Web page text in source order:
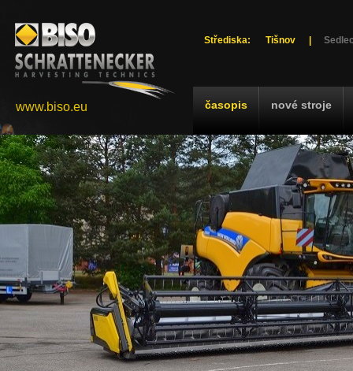
Střediska: Tišnov
časopis nové stroje
www.biso.eu